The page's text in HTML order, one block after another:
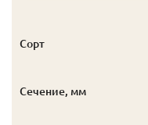
Сорт
Сечение, мм